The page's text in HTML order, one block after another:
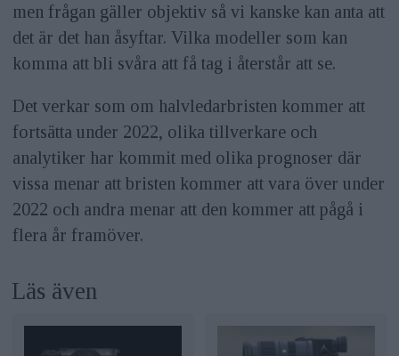
men frågan gäller objektiv så vi kanske kan anta att
det är det han åsyftar. Vilka modeller som kan
komma att bli svåra att få tag i återstår att se.
Det verkar som om halvledarbristen kommer att
fortsätta under 2022, olika tillverkare och
analytiker har kommit med olika prognoser där
vissa menar att bristen kommer att vara över under
2022 och andra menar att den kommer att pågå i
flera år framöver.
Läs även